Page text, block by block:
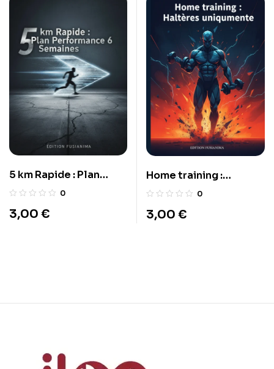
5 km Rapide : Plan
Performance 6
0
3,00 €
Home training :
Haltères uniquement
0
3,00 €